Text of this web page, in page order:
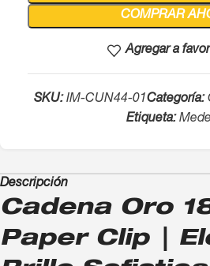
COMPRAR
Agregar a
SKU:IM-CUN44-01Categoría:
Etiqueta:
Descripción
Cadena Oro
Paper Clip |